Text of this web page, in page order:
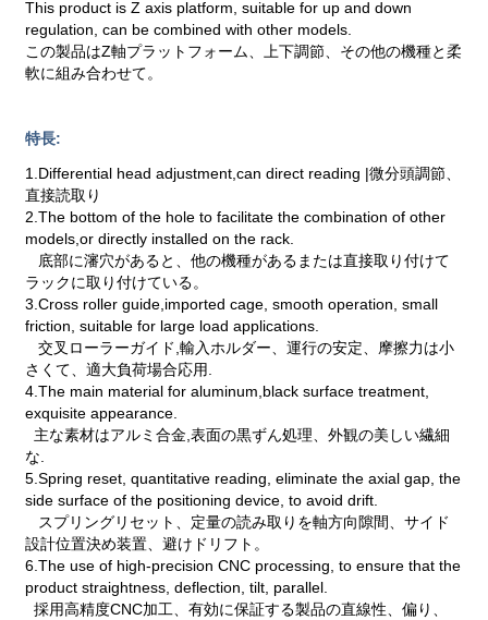
This product is Z axis platform, suitable for up and down
regulation, can be combined with other models.
この製品はZ軸プラットフォーム、上下調節、その他の機種と柔
軟に組み合わせて。
特長:
1.Differential head adjustment,can direct reading |微分頭調節、
直接読取り
2.The bottom of the hole to facilitate the combination of other
models,or directly installed on the rack.
底部に瀋穴があると、他の機種があるまたは直接取り付けて
ラックに取り付けている。
3.Cross roller guide,imported cage, smooth operation, small
friction, suitable for large load applications.
交叉ローラーガイド,輸入ホルダー、運行の安定、摩擦力は小
さくて、適大負荷場合応用.
4.The main material for aluminum,black surface treatment,
exquisite appearance.
主な素材はアルミ合金,表面の黒ずん処理、外観の美しい繊細
な.
5.Spring reset, quantitative reading, eliminate the axial gap, the
side surface of the positioning device, to avoid drift.
スプリングリセット、定量の読み取りを軸方向隙間、サイド
設計位置決め装置、避けドリフト。
6.The use of high-precision CNC processing, to ensure that the
product straightness, deflection, tilt, parallel.
採用高精度CNC加工、有効に保証する製品の直線性、偏り、